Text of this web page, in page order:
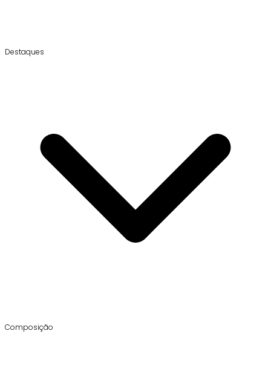
Destaques
Composição